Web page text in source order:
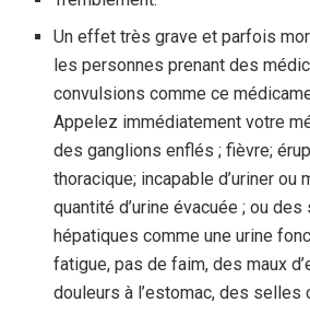
Un effet très grave et parfois
les personnes prenant des
convulsions comme ce
Appelez immédiatement votre
des ganglions enflés ; fièvre;
thoracique; incapable d’uriner ou
quantité d’urine évacuée ; ou
hépatiques comme une urine
fatigue, pas de faim, des maux
douleurs à l’estomac, des selles